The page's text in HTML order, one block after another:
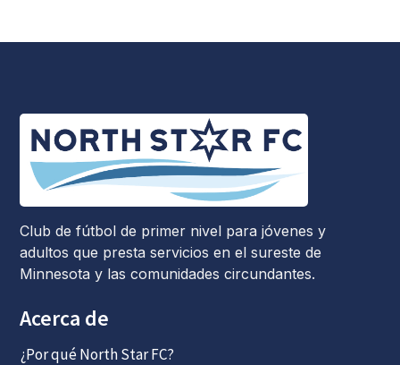
Club de fútbol de primer nivel para jóvenes y
adultos que presta servicios en el sureste de
Minnesota y las comunidades circundantes.
Acerca de
¿Por qué North Star FC?